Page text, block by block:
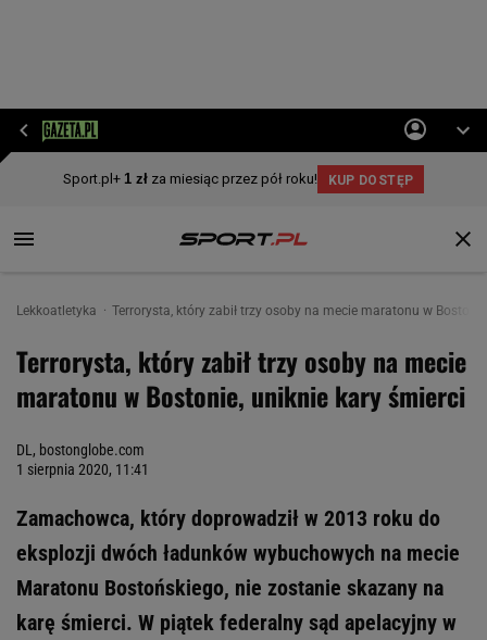
Lekkoatletyka Terrorysta, który zabił trzy osoby na mecie maratonu w
Terrorysta, który zabił trzy osoby na mecie
maratonu w Bostonie, uniknie kary śmierci
DL, bostonglobe.com
1 sierpnia 2020, 11:41
Zamachowca, który doprowadził w 2013 roku do
eksplozji dwóch ładunków wybuchowych na mecie
Maratonu Bostońskiego, nie zostanie skazany na
karę śmierci. W piątek federalny sąd apelacyjny w